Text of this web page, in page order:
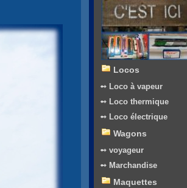
Locos
➻ Loco à vapeur
➻ Loco thermique
➻ Loco électrique
Wagons
➻ voyageur
➻ Marchandise
Maquettes